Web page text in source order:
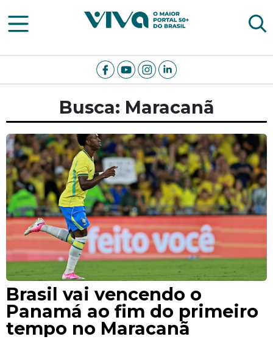
Viva Notícias
Busca: Maracanã
Brasil vai vencendo o
Panamá ao fim do primeiro
tempo no Maracanã